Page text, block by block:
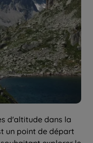
d'altitude dans la
un point de départ